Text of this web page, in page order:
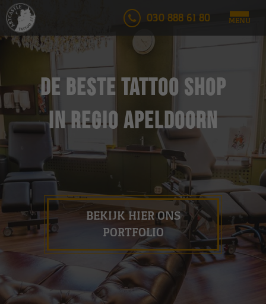
030 888 61 80 MENU
De Beste Tattoo shop
in regio Apeldoorn
BEKIJK HIER ONS
PORTFOLIO